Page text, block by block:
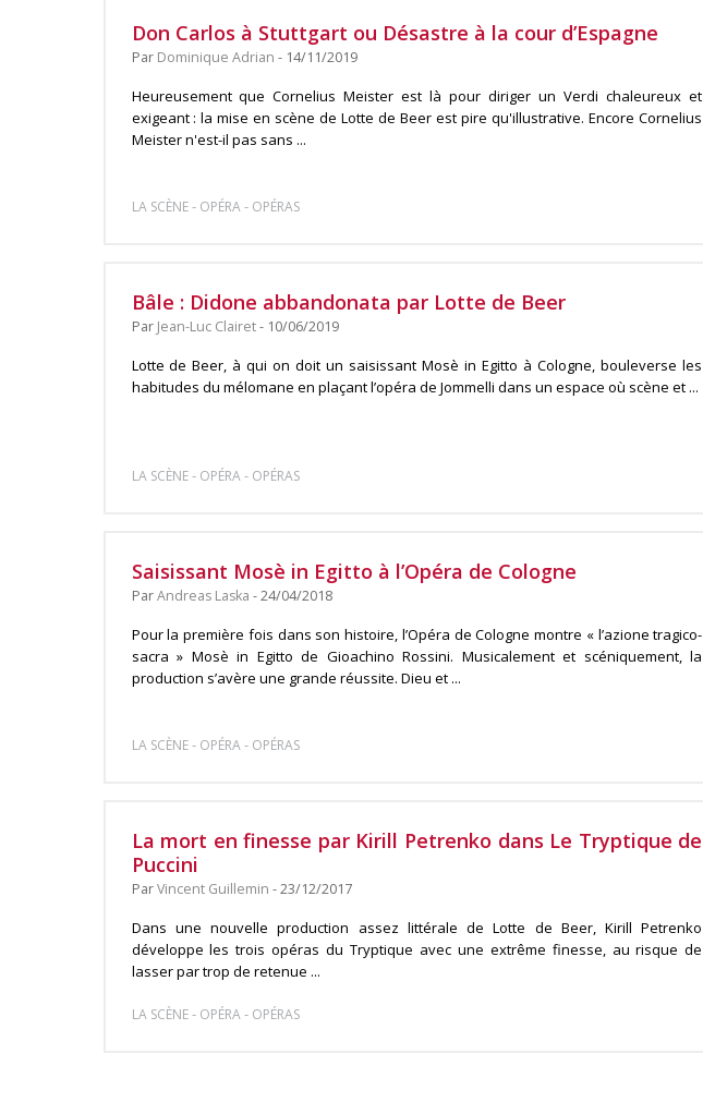
Don Carlos à Stuttgart ou Désastre à la cour d’Espagne
Par Dominique Adrian - 14/11/2019
Heureusement que Cornelius Meister est là pour diriger un Verdi chaleureux et
exigeant : la mise en scène de Lotte de Beer est pire qu'illustrative. Encore Cornelius
Meister n'est-il pas sans ...
LA SCÈNE- OPÉRA- OPÉRAS
Bâle : Didone abbandonata par Lotte de Beer
Par Jean-Luc Clairet- 10/06/2019
Lotte de Beer, à qui on doit un saisissant Mosè in Egitto à Cologne, bouleverse les
habitudes du mélomane en plaçant l’opéra de Jommelli dans un espace où scène et ...
LA SCÈNE- OPÉRA- OPÉRAS
Saisissant Mosè in Egitto à l’Opéra de Cologne
ParAndreas Laska - 24/04/2018
Pour la première fois dans son histoire, l’Opéra de Cologne montre « l’azione tragico-
sacra » Mosè in Egitto de Gioachino Rossini. Musicalement et scéniquement, la
production s’avère une grande réussite. Dieu et ...
LA SCÈNE- OPÉRA- OPÉRAS
La mort en finesse par Kirill Petrenko dans Le Tryptique de
Puccini
ParVincent Guillemin - 23/12/2017
Dans une nouvelle production assez littérale de Lotte de Beer, Kirill Petrenko
développe les trois opéras du Tryptique avec une extrême finesse, au risque de
lasser par trop de retenue ...
LA SCÈNE- OPÉRA- OPÉRAS